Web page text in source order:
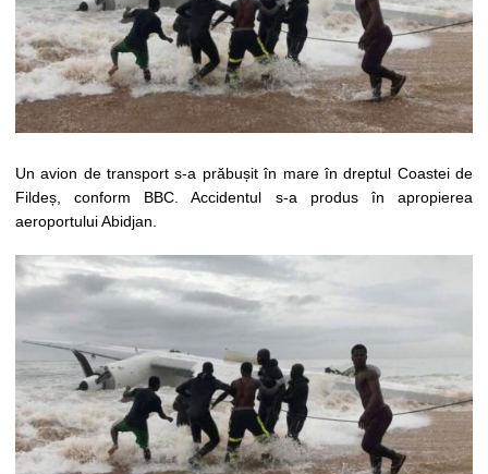
Un avion de transport s-a prăbușit în mare în dreptul Coastei de
Fildeș, conform BBC. Accidentul s-a produs în apropierea
aeroportului Abidjan.